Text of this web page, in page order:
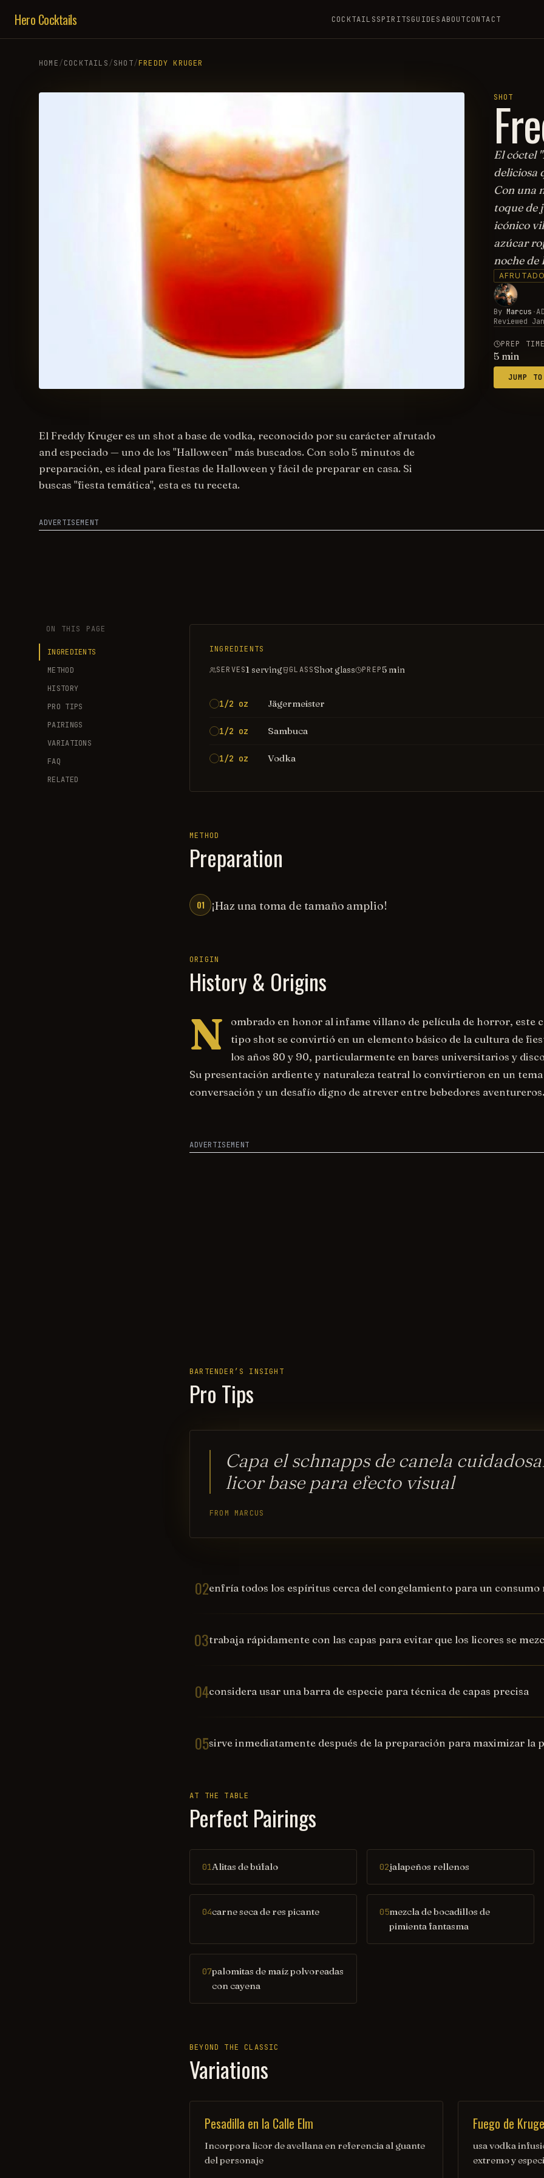
Hero Cocktails COCKTAILSSPIRITSGUIDESABOUTCONTACT
HOME/COCKTAILS/SHOT/FREDDY KRUGER
SHOT
El cóctel
deliciosa
Con una
toque de
icónico
azúcar
noche de
By Marcus ·
Reviewed
PREP
5min
JUMP
El Freddy Kruger es un shot a base de vodka, reconocido por su carácter afrutado
and especiado — uno de los "Halloween" más buscados. Con solo 5 minutos de
preparación, es ideal para fiestas de Halloween y fácil de preparar en casa. Si
buscas "fiesta temática", esta es tu receta.
ADVERTISEMENT
ON THIS PAGE
INGREDIENTS
METHOD
HISTORY
PRO TIPS
PAIRINGS
VARIATIONS
FAQ
RELATED
INGREDIENTS
SERVES1 serving GLASSShot glass PREP5 min
1/2 oz Jägermeister
1/2 oz Sambuca
1/2 oz Vodka
METHOD
Preparation
01 ¡Haz una toma de tamaño amplio!
ORIGIN
History & Origins
N
ombrado en honor al infame villano de película de horror, este
tipo shot se convirtió en un elemento básico de la cultura de
los años 80 y 90, particularmente en bares universitarios y
Su presentación ardiente y naturaleza teatral lo convirtieron en un tema
conversación y un desafío digno de atrever entre bebedores aventureros.
ADVERTISEMENT
BARTENDER’S INSIGHT
Pro Tips
Capa el schnapps de canela
licor base para efecto visual
FROM MARCUS
02enfría todos los espíritus cerca del congelamiento para un consumo
03trabaja rápidamente con las capas para evitar que los licores se
04considera usar una barra de especie para técnica de capas precisa
05sirve inmediatamente después de la preparación para maximizar la
AT THE TABLE
Perfect Pairings
01Alitas de búfalo 02jalapeños rellenos
04carne seca de res picante 05mezcla de bocadillos de
pimienta fantasma
07palomitas de maíz polvoreadas
con cayena
BEYOND THE CLASSIC
Variations
Pesadilla en la Calle Elm
Incorpora licor de avellana en referencia al guante
del personaje
Fuego de
usa vodka
extremo y